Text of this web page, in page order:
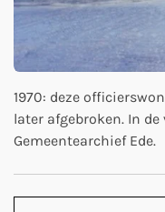
1970: deze
later afgebroken. In
Gemeentearchief Ede.